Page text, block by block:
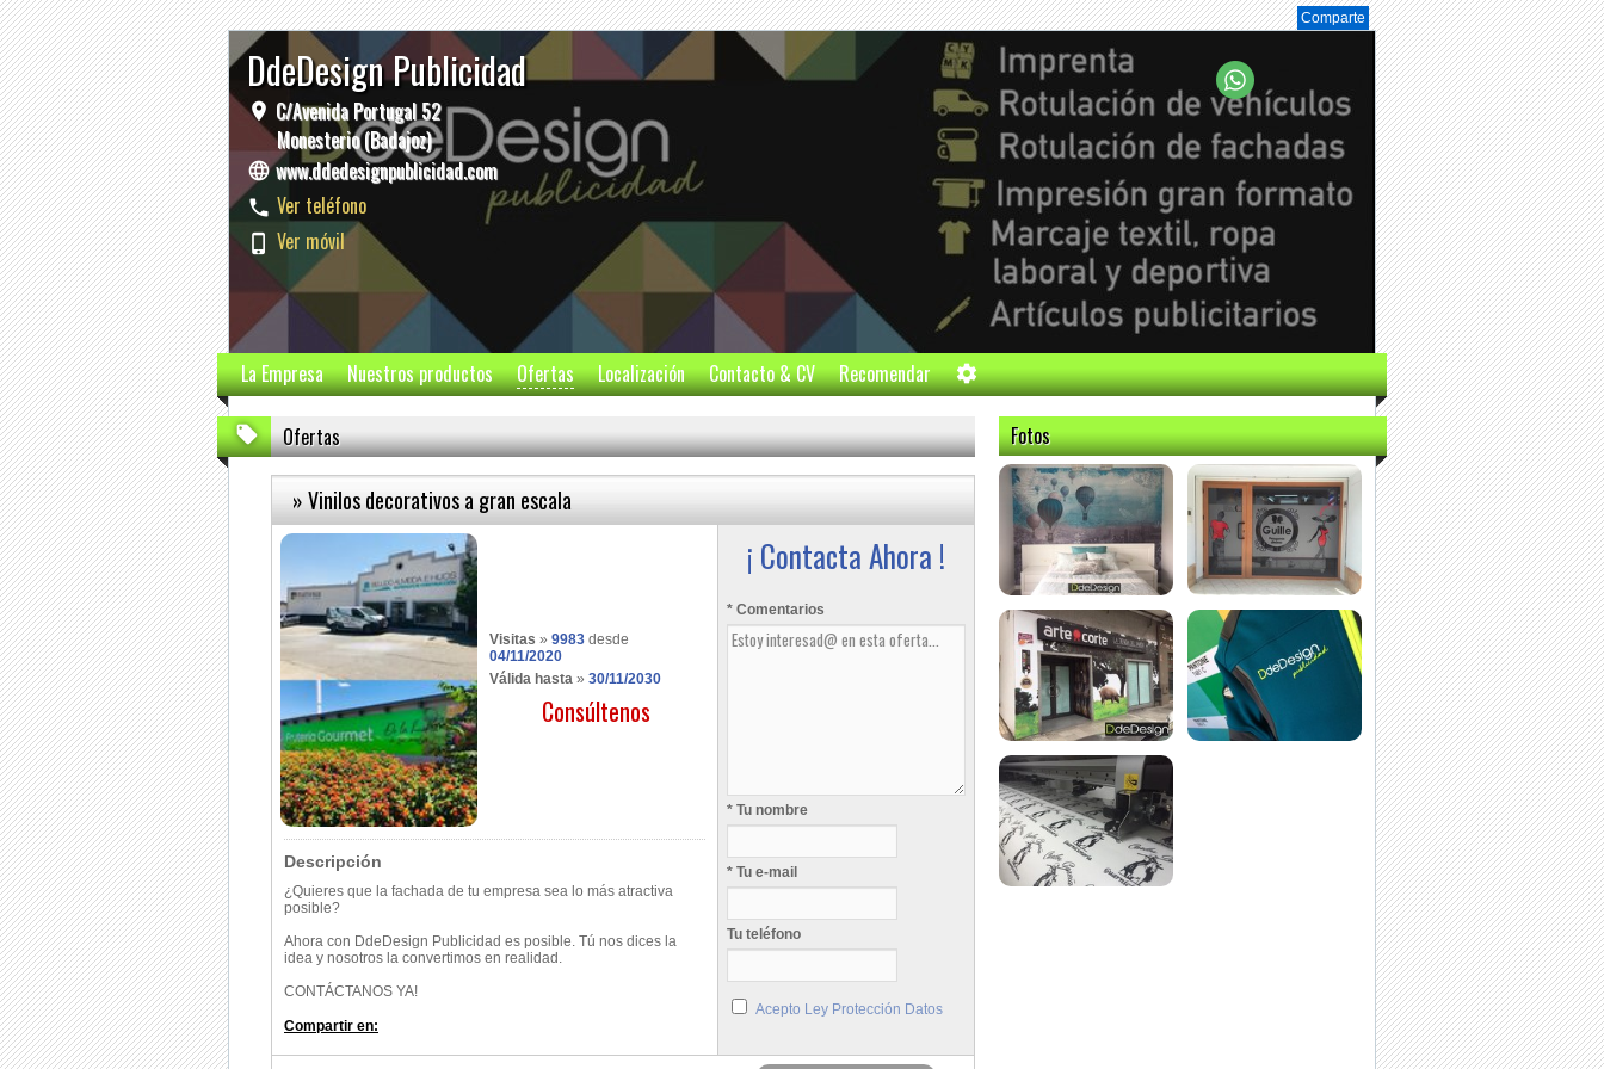
Comparte
DdeDesign Publicidad
C/Avenida Portugal 52
Monesterio (Badajoz)
www.ddedesignpublicidad.com
Ver teléfono
Ver móvil
La Empresa Nuestros productos Ofertas Localización Contacto & CV Recomendar
Ofertas
» Vinilos decorativos a gran escala
Visitas » 9983 desde
04/11/2020
Válida hasta » 30/11/2030
Consúltenos
Descripción
¿Quieres que la fachada de tu empresa sea lo más atractiva
posible?
Ahora con DdeDesign Publicidad es posible. Tú nos dices la
idea y nosotros la convertimos en realidad.
CONTÁCTANOS YA!
Compartir en:
¡ Contacta Ahora !
* Comentarios
* Tu nombre
* Tu e-mail
Tu teléfono
Acepto Ley Protección Datos
Fotos